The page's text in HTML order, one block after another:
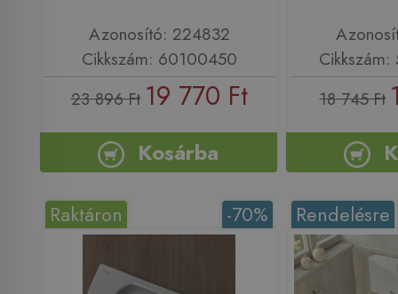
Azonosító: 224832
Cikkszám: 60100450
23 896 Ft 19 770 Ft
Kosárba
18 745 Ft
-70%
Raktáron Rendelésre